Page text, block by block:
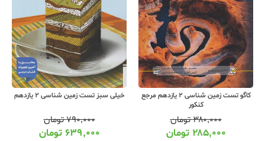
کاگو تست زمین شناسی 2 یازدهم مرجع
کنکور
۳۸۰,۰۰۰تومان
۲۸۵,۰۰۰ تومان
خیلی سبز تست زمین شناسی 2 یازدهم
۷۹۰,۰۰۰تومان
۶۳۹,۰۰۰ تومان